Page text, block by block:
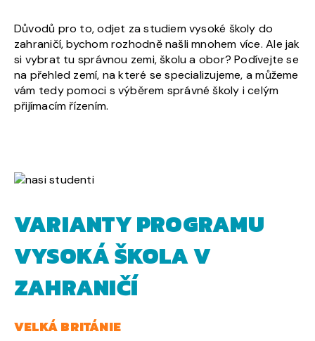
Důvodů pro to, odjet za studiem vysoké školy do
zahraničí, bychom rozhodně našli mnohem více. Ale jak
si vybrat tu správnou zemi, školu a obor? Podívejte se
na přehled zemí, na které se specializujeme, a můžeme
vám tedy pomoci s výběrem správné školy i celým
přijímacím řízením.
VARIANTY PROGRAMU
VYSOKÁ ŠKOLA V
ZAHRANIČÍ
VELKÁ BRITÁNIE